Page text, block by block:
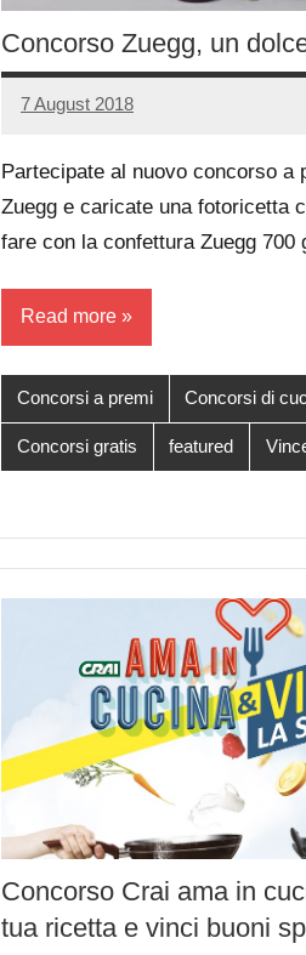
Concorso Zuegg, un
7 August 2018
Luca
No
Partecipate al nuovo concorso a
Zuegg e caricate una fotoricetta
fare con la confettura Zuegg
Read more
Concorsi a premi Concorsi di
Concorsi gratis featured
Concorso Crai ama in
tua ricetta e vinci buoni